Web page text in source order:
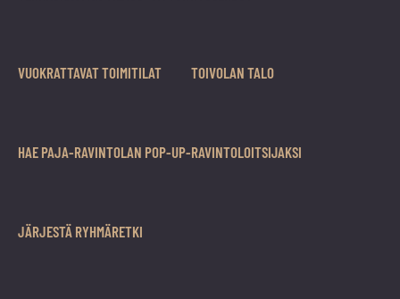
VUOKRATTAVAT TOIMITILAT TOIVOLAN TALO
HAE PAJA-RAVINTOLAN POP-UP-RAVINTOLOITSIJAKSI
JÄRJESTÄ RYHMÄRETKI